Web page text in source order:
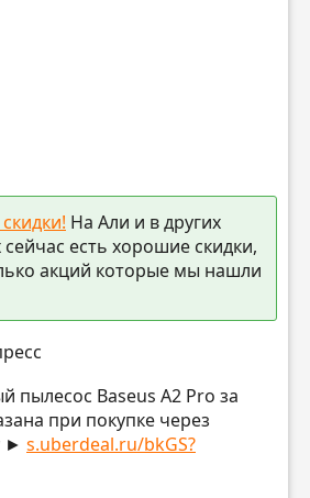
На Али и в других
сейчас есть хорошие скидки,
акций которые мы нашли
пылесос Baseus A2 Pro за
при покупке через
► s.uberdeal.ru/bkGS?